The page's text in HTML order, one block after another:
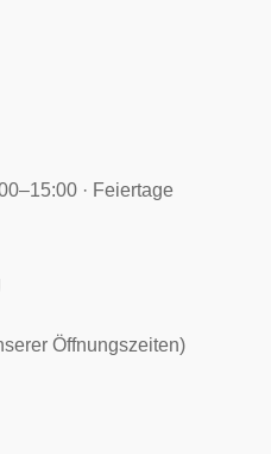
· Feiertage
Öffnungszeiten)